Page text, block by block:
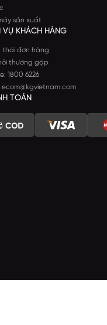
sản xuất
VỤ KHÁCH HÀNG
thái đơn hàng
thường gặp
1800 6226
ecom@kgvietnam.com
TOÁN